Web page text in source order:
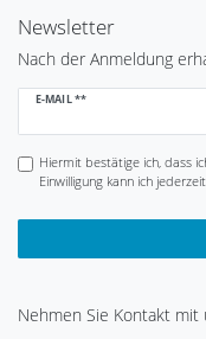
Newsletter
Nach der Anmeldung
E-MAIL **
Newsletter
Hiermit bestätige ich, dass
Einwilligung kann ich
Nehmen Sie Kontakt mit